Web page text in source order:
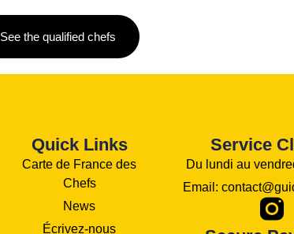
See the qualified chefs
Quick Links
Carte de France des
Chefs
News
Écrivez-nous
Service
Du lundi au
Email:
S